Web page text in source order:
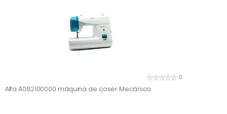
0
Alfa A082100000 máquina de coser Mecánico